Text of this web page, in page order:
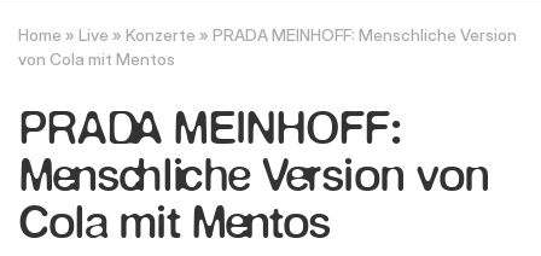
Home » Live » Konzerte » PRADA MEINHOFF: Menschliche Version
von Cola mit Mentos
PRADA MEINHOFF:
Menschliche Version von
Cola mit Mentos